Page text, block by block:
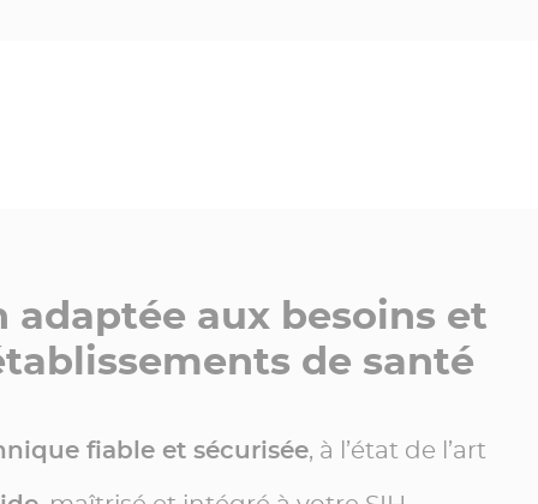
adaptée aux besoins et
de santé
fiable et sécurisée, à l’état de l’art